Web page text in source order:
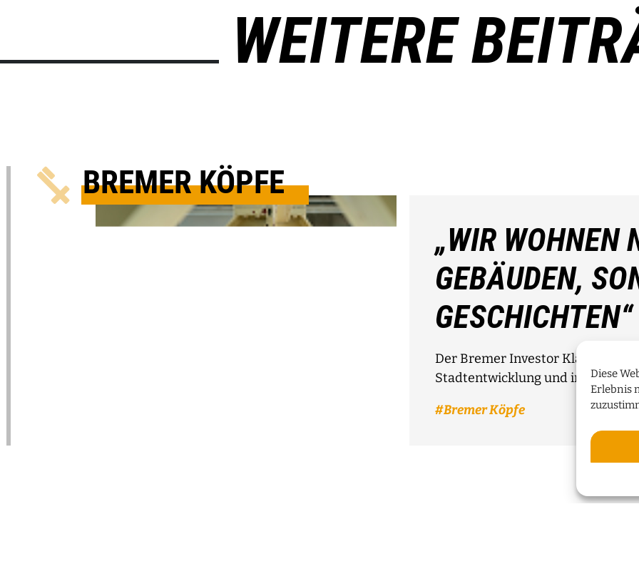
Diese
Erlebnis
WEITERE
BREMER KÖPFE
„WIR WOHNEN
GEBÄUDEN,
GESCHICHTEN“
Der Bremer Investor Klaus Meier
Stadtentwicklung und innovative
Bremer Köpfe